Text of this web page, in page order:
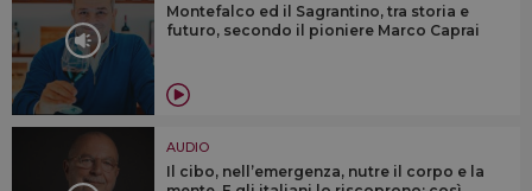
Montefalco ed il Sagrantino, tra storia e
futuro, secondo il pioniere Marco Caprai
AUDIO
Il cibo, nell’emergenza, nutre il corpo e la